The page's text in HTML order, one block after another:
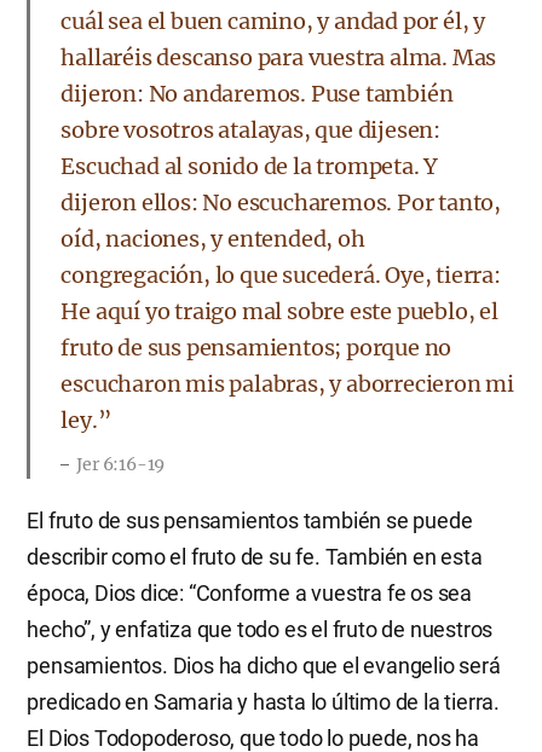
cuál sea el buen camino, y andad por él, y
hallaréis descanso para vuestra alma. Mas
dijeron: No andaremos. Puse también
sobre vosotros atalayas, que dijesen:
Escuchad al sonido de la trompeta. Y
dijeron ellos: No escucharemos. Por tanto,
oíd, naciones, y entended, oh
congregación, lo que sucederá. Oye, tierra:
He aquí yo traigo mal sobre este pueblo, el
fruto de sus pensamientos; porque no
escucharon mis palabras, y aborrecieron mi
ley.”
Jer 6:16-19
El fruto de sus pensamientos también se puede
describir como el fruto de su fe. También en esta
época, Dios dice: “Conforme a vuestra fe os sea
hecho”, y enfatiza que todo es el fruto de nuestros
pensamientos. Dios ha dicho que el evangelio será
predicado en Samaria y hasta lo último de la tierra.
El Dios Todopoderoso, que todo lo puede, nos ha